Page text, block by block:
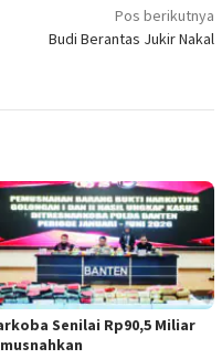
Pos berikutnya
Budi Berantas Jukir Nakal
Senilai Rp90,5 Miliar